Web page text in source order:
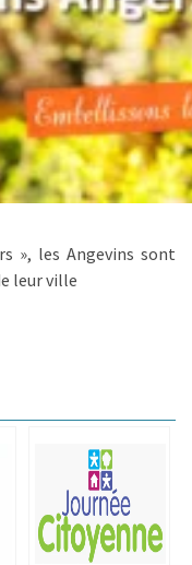
», les Angevins sont
leur ville